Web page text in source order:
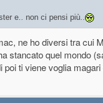
e.. non ci pensi più..
ne ho diversi tra cui
stancato quel mondo
ti viene voglia